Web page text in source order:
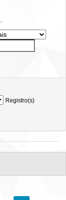
Registro(s)